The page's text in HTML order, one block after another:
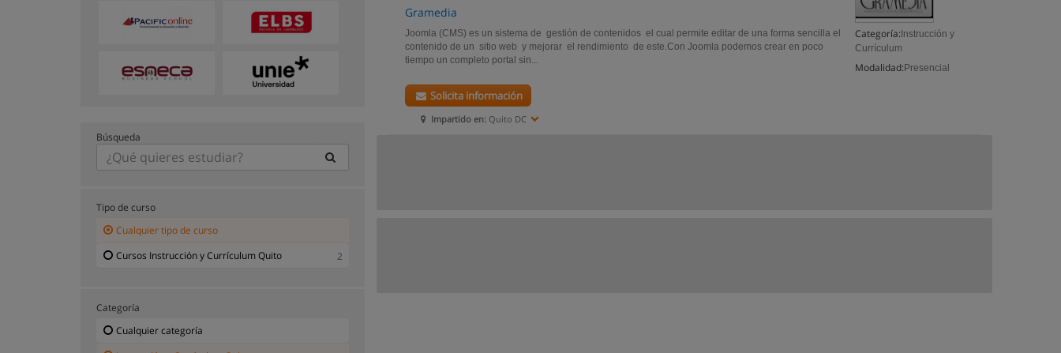
Gramedia
Categoría: Instrucción y
Currículum
Modalidad: Presencial
Joomla (CMS) es un sistema de gestión de contenidos el cual permite editar de una forma sencilla el
contenido de un sitio web y mejorar el rendimiento de este.Con Joomla podemos crear en poco
tiempo un completo portal sin...
Impartido en: Quito DC
Solicita información
Búsqueda
Tipo de curso
Cualquier tipo de curso
Cursos Instrucción y Currículum Quito
2
Categoría
Cualquier categoría